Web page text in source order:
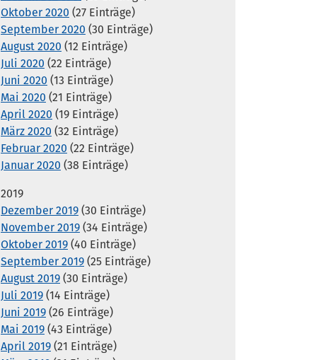
Oktober 2020 (27 Einträge)
September 2020 (30 Einträge)
August 2020 (12 Einträge)
Juli 2020 (22 Einträge)
Juni 2020 (13 Einträge)
Mai 2020 (21 Einträge)
April 2020 (19 Einträge)
März 2020 (32 Einträge)
Februar 2020 (22 Einträge)
Januar 2020 (38 Einträge)
2019
Dezember 2019 (30 Einträge)
November 2019 (34 Einträge)
Oktober 2019 (40 Einträge)
September 2019 (25 Einträge)
August 2019 (30 Einträge)
Juli 2019 (14 Einträge)
Juni 2019 (26 Einträge)
Mai 2019 (43 Einträge)
April 2019 (21 Einträge)